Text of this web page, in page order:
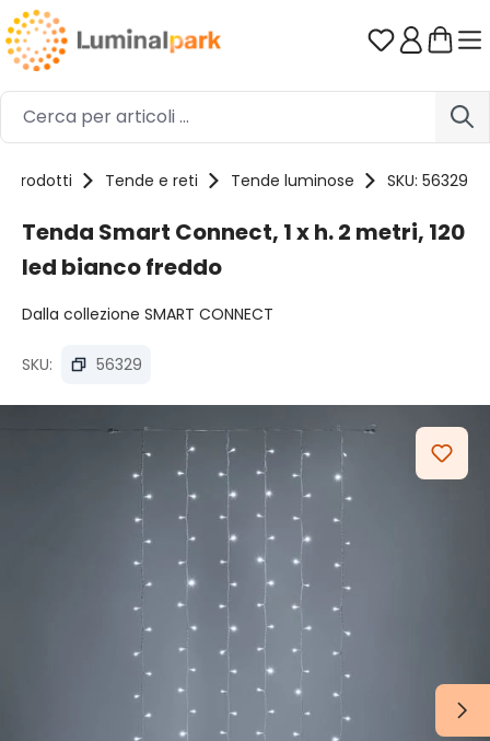
Passa al contenuto principale Hai 0
Prodotti Tende e reti Tende luminose SKU: 56329
Tenda Smart Connect, 1 x h. 2 metri, 120
led bianco freddo
Dalla collezione SMART CONNECT
SKU: 56329